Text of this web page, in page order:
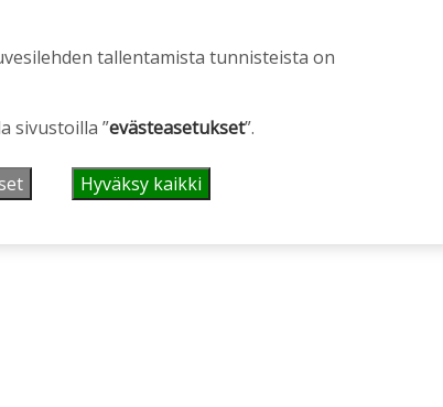
tallentamista tunnisteista on
sivustoilla ”evästeasetukset”.
Hyväksy kaikki